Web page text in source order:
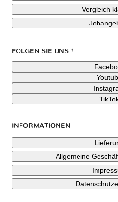
Vergleich
FOLGEN SIE UNS !
INFORMATIONEN
Allgemeine